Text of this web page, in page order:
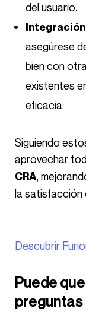
del usuario.
asegúrese
bien con
existentes
eficacia.
Siguiendo estos pasos, su empresa podrá
aprovechar
CRA,
la satisfacción
Descubrir
Puede que se esté haciendo estas
preguntas